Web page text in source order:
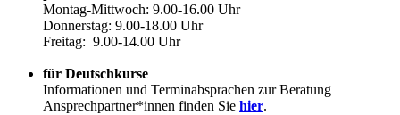
Montag-Mittwoch: 9.00-16.00 Uhr
Donnerstag: 9.00-18.00 Uhr
Freitag: 9.00-14.00 Uhr
für Deutschkurse
Informationen und Terminabsprachen zur Beratung
Ansprechpartner*innen finden Sie hier.